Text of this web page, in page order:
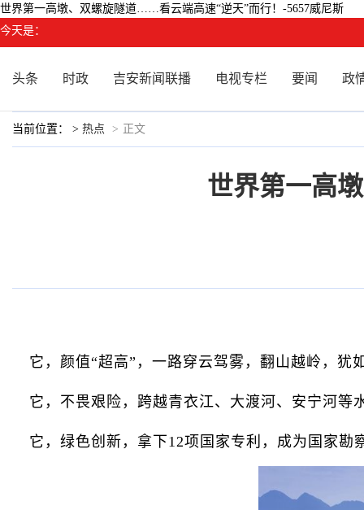
世界第一高墩、双螺旋隧道……看云端高速“逆天”而行！-5657威尼斯
今天是：
头条 时政 吉安新闻联播 电视专栏 要闻 政
当前位置： > 热点 > 正文
世界第一高
它，颜值“超高”，一路穿云驾雾，翻山越岭，犹
它，不畏艰险，跨越青衣江、大渡河、安宁河等
它，绿色创新，拿下12项国家专利，成为国家